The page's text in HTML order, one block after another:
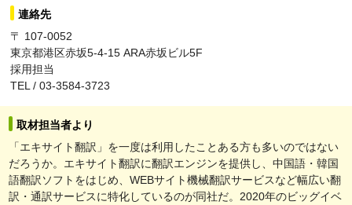
連絡先
〒 107-0052
東京都港区赤坂5-4-15 ARA赤坂ビル5F
採用担当
TEL / 03-3584-3723
取材担当者より
「エキサイト翻訳」を一度は利用したことある方も多いのではない
だろうか。エキサイト翻訳に翻訳エンジンを提供し、中国語・韓国
語翻訳ソフトをはじめ、WEBサイト機械翻訳サービスなど幅広い翻
訳・通訳サービスに特化しているのが同社だ。2020年のビッグイベ